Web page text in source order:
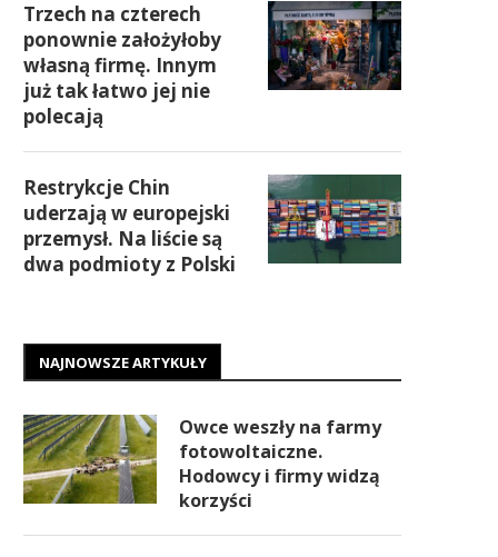
Trzech na czterech
ponownie założyłoby
własną firmę. Innym
już tak łatwo jej nie
polecają
Restrykcje Chin
uderzają w europejski
przemysł. Na liście są
dwa podmioty z Polski
NAJNOWSZE ARTYKUŁY
Owce weszły na farmy
fotowoltaiczne.
Hodowcy i firmy widzą
korzyści